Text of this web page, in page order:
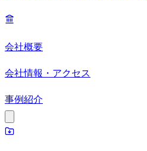
会社概要
会社情報・アクセス
事例紹介